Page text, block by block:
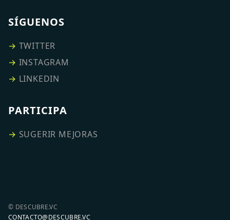
SÍGUENOS
→ TWITTER
→ INSTAGRAM
→ LINKEDIN
PARTICIPA
→ SUGERIR MEJORAS
© DESCUBRE.VC
CONTACTO@DESCUBRE.VC